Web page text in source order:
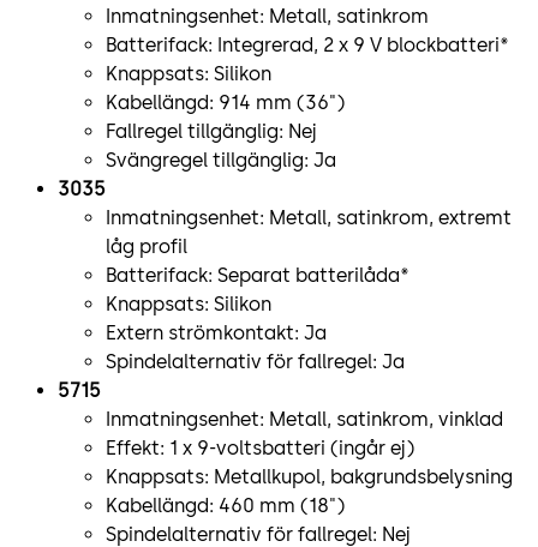
Inmatningsenhet: Metall, satinkrom
Batterifack: Integrerad, 2 x 9 V blockbatteri*
Knappsats: Silikon
Kabellängd: 914 mm (36")
Fallregel tillgänglig: Nej
Svängregel tillgänglig: Ja
3035
Inmatningsenhet: Metall, satinkrom, extremt
låg profil
Batterifack: Separat batterilåda*
Knappsats: Silikon
Extern strömkontakt: Ja
Spindelalternativ för fallregel: Ja
5715
Inmatningsenhet: Metall, satinkrom, vinklad
Effekt: 1 x 9-voltsbatteri (ingår ej)
Knappsats: Metallkupol, bakgrundsbelysning
Kabellängd: 460 mm (18")
Spindelalternativ för fallregel: Nej